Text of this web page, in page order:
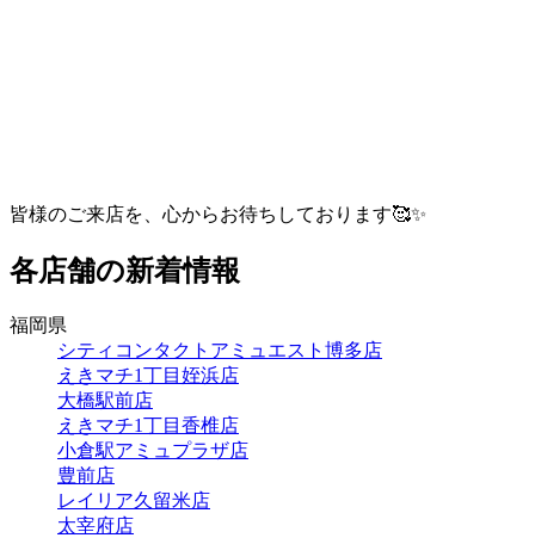
皆様のご来店を、心からお待ちしております🥰✨
各店舗の新着情報
福岡県
シティコンタクトアミュエスト博多店
えきマチ1丁目姪浜店
大橋駅前店
えきマチ1丁目香椎店
小倉駅アミュプラザ店
豊前店
レイリア久留米店
太宰府店